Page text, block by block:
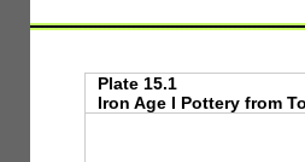
Plate 15.1
Iron Age I Pottery from